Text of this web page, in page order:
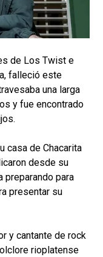
de Los Twist e
falleció este
una larga
y fue encontrado
casa de Chacarita
desde su
preparando para
presentar su
y cantante de rock
rioplatense